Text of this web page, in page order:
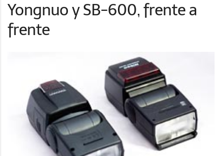
Yongnuo y SB-600, frente a
frente